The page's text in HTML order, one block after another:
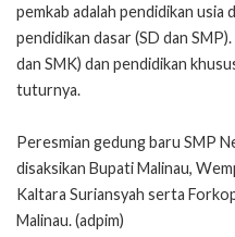
pemkab adalah pendidikan
pendidikan dasar (SD dan
dan SMK) dan pendidikan
tuturnya.
Peresmian gedung baru SMP
disaksikan Bupati Malinau,
Kaltara Suriansyah serta
Malinau. (adpim)